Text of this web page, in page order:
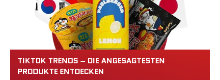
TIKTOK TRENDS – DIE ANGESAGTESTEN
PRODUKTE ENTDECKEN